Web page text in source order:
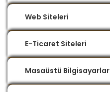
Web Siteleri
E-Ticaret Siteleri
Masaüstü Bilgisayarlar